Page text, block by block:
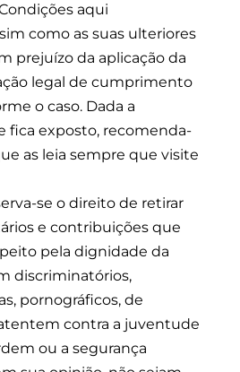
aqui
como as suas ulteriores
prejuízo da aplicação da
legal de cumprimento
o caso. Dada a
fica exposto, recomenda-
as leia sempre que visite
se o direito de retirar
e contribuições que
pela dignidade da
discriminatórios,
pornográficos, de
contra a juventude
ou a segurança